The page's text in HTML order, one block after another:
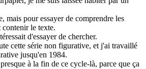
mais pour essayer de comprendre les
le texte.
d'essayer de chercher.
cette série non figurative, et j'ai travaillé
jusqu'en 1984.
à la fin de ce cycle-là, parce que ça